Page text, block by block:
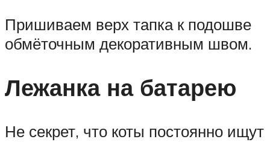
Пришиваем верх тапка к подошве
обмёточным декоративным швом.
Лежанка на батарею
Не секрет, что коты постоянно ищут